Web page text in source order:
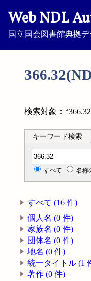
Web NDL
国立国会図書館典拠
検索対象：“366.32
キーワード検索
分類記号検索
すべて 名称
すべて (16 件)
個人名 (0 件)
家族名 (0 件)
団体名 (0 件)
地名 (0 件)
統一タイトル (1
著作 (0 件)